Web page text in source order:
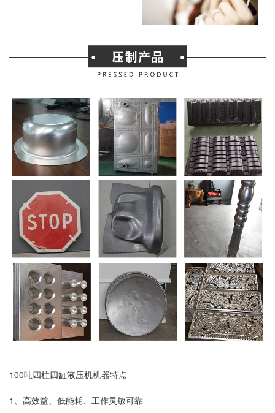
100吨四柱四缸液压机机器特点
1、高效益、低能耗、工作灵敏可靠